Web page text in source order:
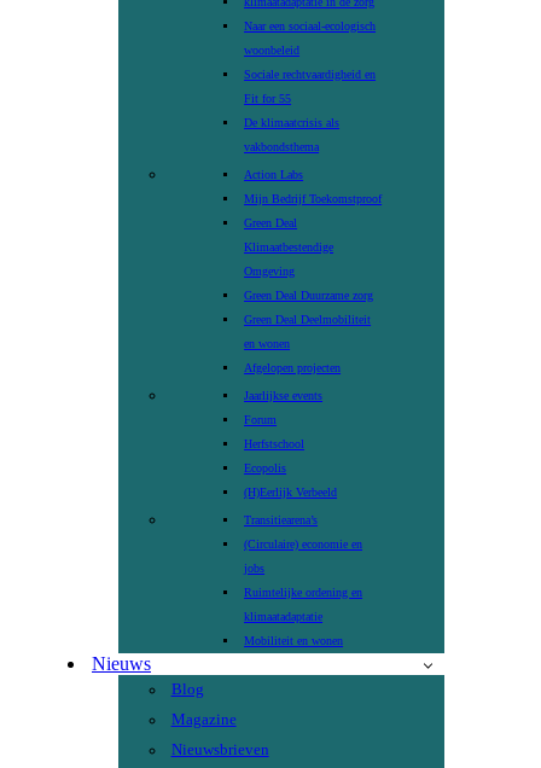
Naar een sociaal-ecologisch
woonbeleid
Sociale rechtvaardigheid en
Fit for 55
De klimaatcrisis als
vakbondsthema
Action Labs
Mijn Bedrijf Toekomstproof
Green Deal
Klimaatbestendige
Omgeving
Green Deal Duurzame zorg
Green Deal Deelmobiliteit
en wonen
Afgelopen projecten
Jaarlijkse events
Forum
Herfstschool
Ecopolis
(H)Eerlijk Verbeeld
Transitiearena’s
(Circulaire) economie en
jobs
Ruimtelijke ordening en
klimaatadaptatie
Mobiliteit en wonen
Nieuws
Blog
Magazine
Nieuwsbrieven